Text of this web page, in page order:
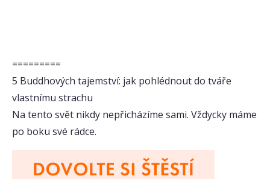
=========
5 Buddhových tajemství: jak pohlédnout do tváře
vlastnímu strachu
Na tento svět nikdy nepřicházíme sami. Vždycky máme
po boku své rádce.